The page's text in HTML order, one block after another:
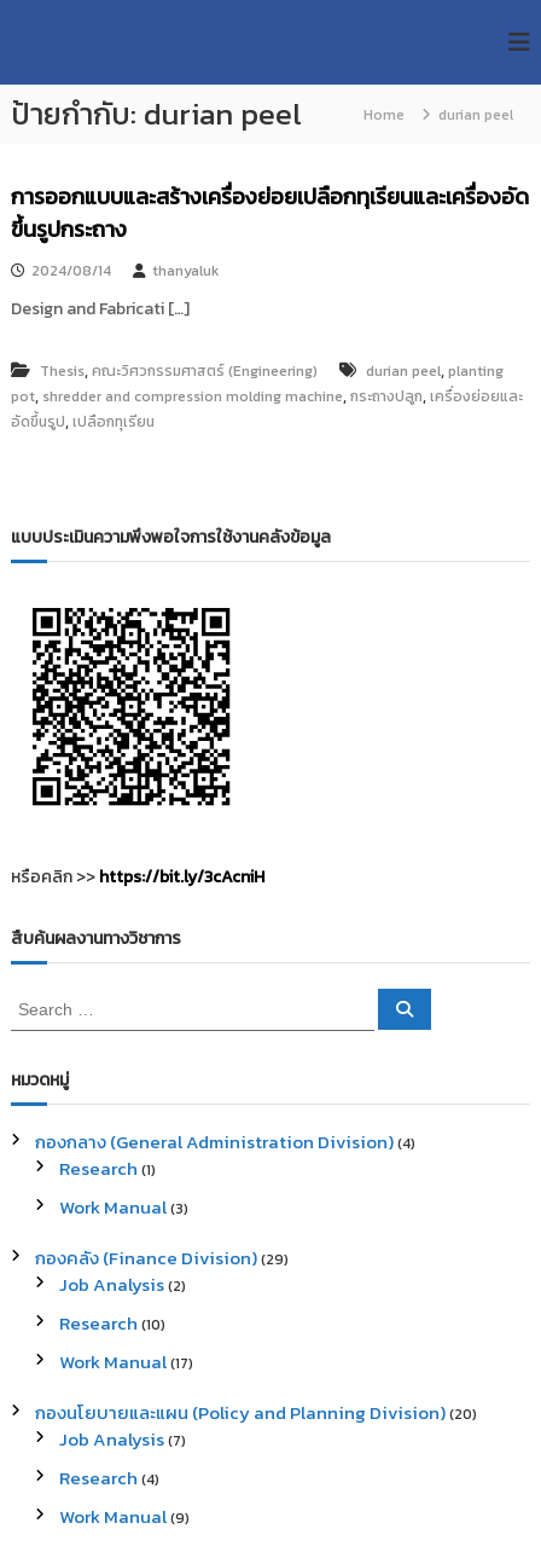
p
U
T
R
e
s
e
a
c
h
R
s
i
o
r
y
ค
ลั
ง
มู
ง
า
น
วิ
ย
วิ
ท
ลั
ย
เ
ค
น
ล
ยี
ร
า
ล
ธั
ป้ายกำกับ: durian peel Home durian peel
การออกแบบและสร้างเครื่องย่อยเปลือกทุเรียนและเครื่องอัด
ขึ้นรูปกระถาง
2024/08/14 thanyaluk
Design and Fabricati […]
Thesis,คณะวิศวกรรมศาสตร์ (Engineering) durian peel,planting
pot, shredder and compression molding machine,กระถางปลูก,เครื่องย่อยและ
อัดขึ้นรูป,เปลือกทุเรียน
แบบประเมินความพึงพอใจการใช้งานคลังข้อมูล
หรือคลิก >>https://bit.ly/3cAcniH
สืบค้นผลงานทางวิชาการ
e
r
c
f
S
หมวดหมู่
กองกลาง (General Administration Division)(4)
Research (1)
Work Manual(3)
กองคลัง (Finance Division)(29)
Job Analysis(2)
Research (10)
Work Manual(17)
กองนโยบายและแผน (Policy and Planning Division)(20)
Job Analysis(7)
Research (4)
Work Manual(9)